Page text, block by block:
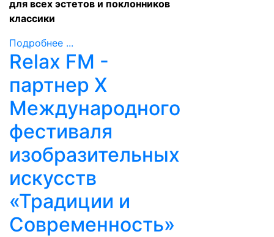
для всех эстетов и поклонников
классики
Подробнее ...
Relax FM -
партнер X
Международного
фестиваля
изобразительных
искусств
«Традиции и
Современность»